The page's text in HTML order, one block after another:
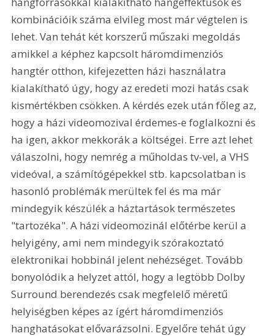
kombinációik száma elvileg most már végtelen is
lehet. Van tehát két korszerű műszaki megoldás
amikkel a képhez kapcsolt háromdimenziós
hangtér otthon, kifejezetten házi használatra
kialakítható úgy, hogy az eredeti mozi hatás csak
kismértékben csökken. A kérdés ezek után főleg az,
hogy a házi videomozival érdemes-e foglalkozni és
ha igen, akkor mekkorák a költségei. Erre azt lehet
válaszolni, hogy nemrég a műholdas tv-vel, a VHS
videóval, a számítógépekkel stb. kapcsolatban is
hasonló problémák merültek fel és ma már
mindegyik készülék a háztartások természetes
"tartozéka". A házi videomozinál előtérbe kerül a
helyigény, ami nem mindegyik szórakoztató
elektronikai hobbinál jelent nehézséget. Tovább
bonyolódik a helyzet attól, hogy a legtöbb Dolby
Surround berendezés csak megfelelő méretű
helyiségben képes az ígért háromdimenziós
hanghatásokat elővarázsolni. Egyelőre tehát úgy